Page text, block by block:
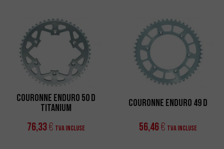
Couronne Enduro 50 D
Titanium
76,33€ TVA incluse
Couronne Enduro 49 D
56,46€ TVA incluse